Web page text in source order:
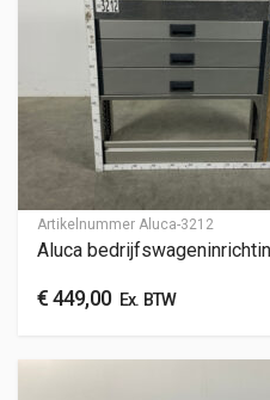
Artikelnummer Aluca-3212
Aluca
€449,00Ex. BTW